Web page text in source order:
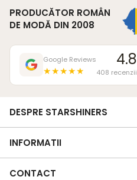
PRODUCĂTOR ROMÂN
DE MODĂ DIN 2008
Google Reviews
★★★★★
4.8
408 recenzii
DESPRE STARSHINERS
INFORMATII
CONTACT